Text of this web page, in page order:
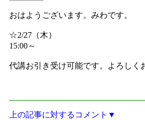
おはようございます。みわです。
☆2/27（木）
15:00～
代講お引き受け可能です。よろしく
上の記事に対するコメント▼